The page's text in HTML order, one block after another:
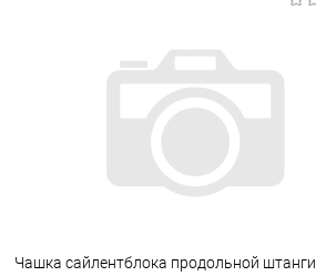
Чашка сайлентблока продольной штанги